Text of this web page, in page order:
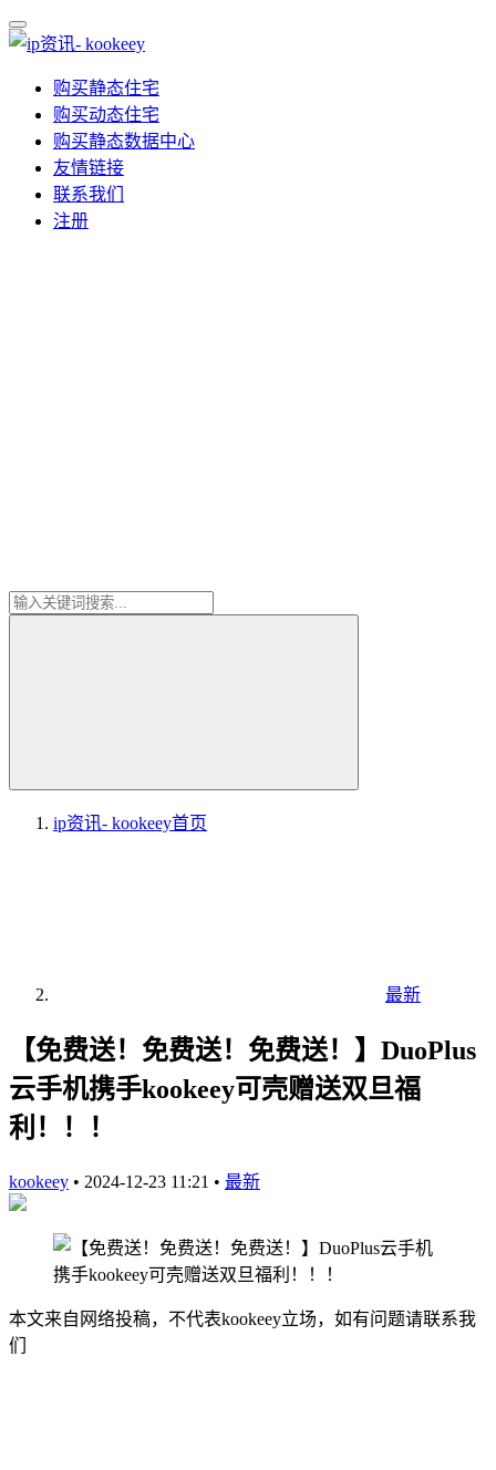
购买静态住宅
购买动态住宅
购买静态数据中心
友情链接
联系我们
注册
ip资讯- kookeey首页
最新
【免费送！免费送！免费送！】DuoPlus
云手机携手kookeey可壳赠送双旦福
利！！！
kookeey • 2024-12-23 11:21 • 最新
本文来自网络投稿，不代表kookeey立场，如有问题请联系我
们